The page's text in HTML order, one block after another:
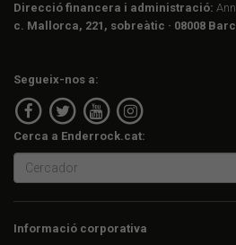
Direcció financera i administració:
c. Mallorca, 221, sobreàtic · 08008
Segueix-nos a:
Cerca a Enderrock.cat:
Informació corporativa